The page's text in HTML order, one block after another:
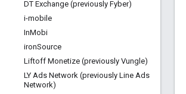
DT Exchange (previously Fyber)
i-mobile
InMobi
ironSource
Liftoff Monetize (previously Vungle)
LY Ads Network (previously Line Ads
Network)